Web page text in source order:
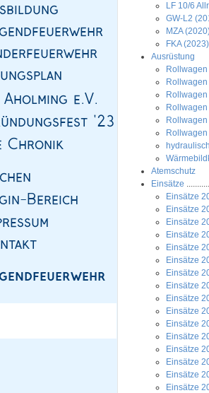
LF 10/6
GW-L2
MZA
FKA (2023)
Ausrüstung
Rollwagen
Rollwagen
Rollwagen
Atemschutz
Einsätze
Einsätze
Einsätze
Einsätze
Einsätze
Einsätze
Einsätze
Einsätze
Einsätze
Einsätze
Einsätze
Einsätze
Einsätze
Einsätze
Einsätze
Einsätze
Einsätze